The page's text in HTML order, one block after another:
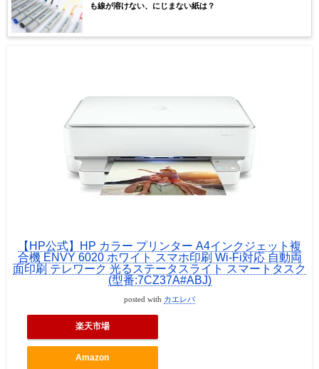
も線が溶けない、にじまない紙は？
【HP公式】HP カラー プリンター A4インクジェット複
合機 ENVY 6020 ホワイト スマホ印刷 Wi-Fi対応 自動両
面印刷 テレワーク 光るステータスライト スマートタスク
(型番:7CZ37A#ABJ)
posted with カエレバ
楽天市場
Amazon